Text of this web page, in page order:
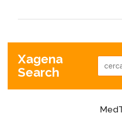
Xagena
Search